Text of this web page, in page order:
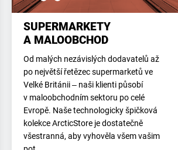
SUPERMARKETY
A MALOOBCHOD
Od malých nezávislých dodavatelů až
po největší řetězec supermarketů ve
Velké Británii – naši klienti působí
v maloobchodním sektoru po celé
Evropě. Naše technologicky špičková
kolekce ArcticStore je dostatečně
všestranná, aby vyhověla všem vašim